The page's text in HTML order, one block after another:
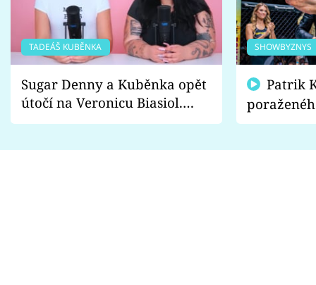
TADEÁŠ KUBĚNKA
Sugar Denny a Kuběnka opět
útočí na Veronicu Biasiol.
Proč je podle nich falešná a
SHOWBYZNYS
fanoušci